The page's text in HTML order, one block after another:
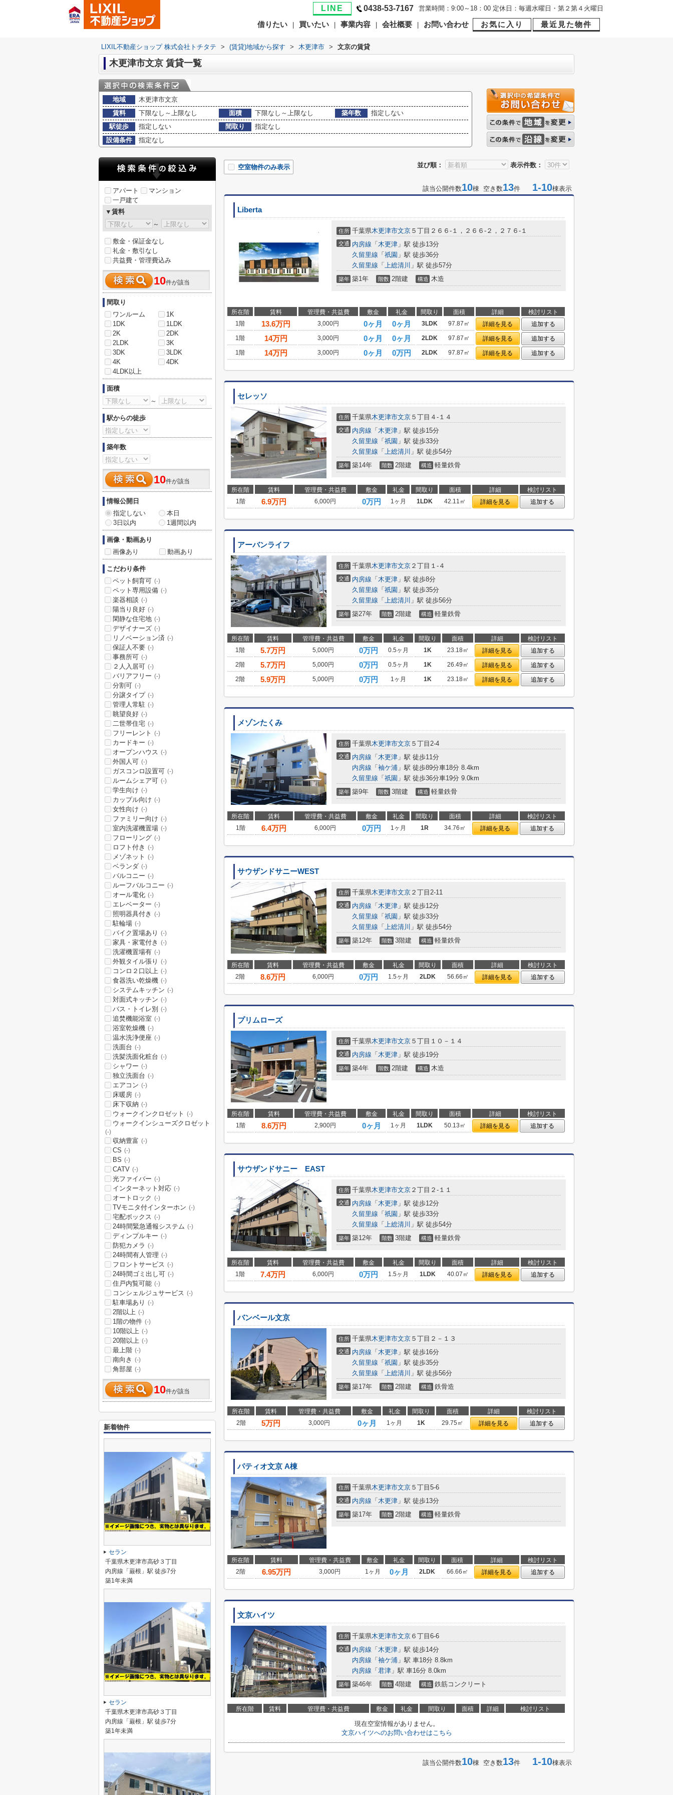
LINE 0438-53-7167 営業時間：9:00～18：00 定休日：毎週水曜日・第２第４火曜日
借りたい 買いたい 事業内容 会社概要 お問い合わせ お気に入り 最近見た物件
LIXIL不動産ショップ 株式会社トチタテ > (賃貸)地域から探す > 木更津市 > 文京の賃貸
木更津市文京 賃貸一覧
地域
木更津市文京
賃料
下限なし～上限なし 面積 下限なし～上限なし 築年数
指定しない
駅徒歩
指定しない 間取り
指定なし
設備条件
指定なし
並び順： 表示件数：
空室物件のみ表示
該当公開件数10棟 空き数13件 1-10棟表示
Liberta
住所 千葉県木更津市文京 ５丁目２６６-１，２６６-２，２７６-１
交通 内房線 「 木更津 」駅 徒歩13分
久留里線 「 祇園 」駅 徒歩36分
久留里線 「 上総清川 」駅 徒歩57分
築年 築1年 階数 2階建 構造 木造
所在階 賃料 管理費・共益費 敷金 礼金 間取り 面積 詳細
検討リスト
1階
13.6万円 3,000円 0ヶ月 0ヶ月 3LDK 97.87㎡ 詳細を見る
追加する
1階
14万円 3,000円 0ヶ月 0ヶ月 2LDK 97.87㎡ 詳細を見る
追加する
1階
14万円 3,000円 0ヶ月 0万円 2LDK 97.87㎡ 詳細を見る 追加する
セレッソ
住所 千葉県木更津市文京 ５丁目４-１４
交通 内房線 「 木更津 」駅 徒歩15分
久留里線 「 祇園 」駅 徒歩33分
久留里線 「 上総清川 」駅 徒歩54分
築年 築14年 階数 2階建 構造 軽量鉄骨
所在階 賃料 管理費・共益費 敷金 礼金 間取り 面積 詳細
検討リスト
1階
6.9万円 6,000円 0万円 1ヶ月 1LDK 42.11㎡ 詳細を見る 追加する
アーバンライフ
住所 千葉県木更津市文京 ２丁目１-４
交通 内房線 「 木更津 」駅 徒歩8分
久留里線 「 祇園 」駅 徒歩35分
久留里線 「 上総清川 」駅 徒歩56分
築年 築27年 階数 2階建 構造 軽量鉄骨
所在階 賃料 管理費・共益費 敷金 礼金 間取り 面積 詳細
検討リスト
1階
5.7万円 5,000円 0万円 0.5ヶ月 1K 23.18㎡ 詳細を見る
追加する
2階
5.7万円 5,000円 0万円 0.5ヶ月 1K 26.49㎡ 詳細を見る
追加する
2階
5.9万円 5,000円 0万円 1ヶ月 1K 23.18㎡ 詳細を見る 追加する
メゾンたくみ
住所 千葉県木更津市文京 ５丁目2-4
交通 内房線 「 木更津 」駅 徒歩11分
内房線 「 袖ケ浦 」駅 徒歩89分車18分 8.4km
久留里線 「 祇園 」駅 徒歩36分車19分 9.0km
築年 築9年 階数 3階建 構造 軽量鉄骨
所在階 賃料 管理費・共益費 敷金 礼金 間取り 面積 詳細
検討リスト
1階
6.4万円 6,000円 0万円 1ヶ月 1R 34.76㎡ 詳細を見る 追加する
サウザンドサニーWEST
住所 千葉県木更津市文京 ２丁目2-11
交通 内房線 「 木更津 」駅 徒歩12分
久留里線 「 祇園 」駅 徒歩33分
久留里線 「 上総清川 」駅 徒歩54分
築年 築12年 階数 3階建 構造 軽量鉄骨
所在階 賃料 管理費・共益費 敷金 礼金 間取り 面積 詳細
検討リスト
2階
8.6万円 6,000円 0万円 1.5ヶ月 2LDK 56.66㎡ 詳細を見る 追加する
プリムローズ
住所 千葉県木更津市文京 ５丁目１０－１４
交通 内房線 「 木更津 」駅 徒歩19分
築年 築4年 階数 2階建 構造 木造
所在階 賃料 管理費・共益費 敷金 礼金 間取り 面積 詳細
検討リスト
1階
8.6万円 2,900円 0ヶ月 1ヶ月 1LDK 50.13㎡ 詳細を見る 追加する
サウザンドサニー EAST
住所 千葉県木更津市文京 ２丁目２-１１
交通 内房線 「 木更津 」駅 徒歩12分
久留里線 「 祇園 」駅 徒歩33分
久留里線 「 上総清川 」駅 徒歩54分
築年 築12年 階数 3階建 構造 軽量鉄骨
所在階 賃料 管理費・共益費 敷金 礼金 間取り 面積 詳細
検討リスト
1階
7.4万円 6,000円 0万円 1.5ヶ月 1LDK 40.07㎡ 詳細を見る 追加する
バンベール文京
住所 千葉県木更津市文京 ５丁目２－１３
交通 内房線 「 木更津 」駅 徒歩16分
久留里線 「 祇園 」駅 徒歩35分
久留里線 「 上総清川 」駅 徒歩56分
築年 築17年 階数 2階建 構造 鉄骨造
所在階 賃料 管理費・共益費 敷金 礼金 間取り 面積 詳細
検討リスト
2階
5万円 3,000円 0ヶ月 1ヶ月 1K 29.75㎡ 詳細を見る 追加する
パティオ文京 A棟
住所 千葉県木更津市文京 ５丁目5-6
交通 内房線 「 木更津 」駅 徒歩13分
築年 築17年 階数 2階建 構造 軽量鉄骨
所在階 賃料 管理費・共益費 敷金 礼金 間取り 面積 詳細
検討リスト
2階
6.95万円 3,000円 1ヶ月 0ヶ月 2LDK 66.66㎡ 詳細を見る 追加する
文京ハイツ
住所 千葉県木更津市文京 ６丁目6-6
交通 内房線 「 木更津 」駅 徒歩14分
内房線 「 袖ケ浦 」駅 車18分 8.8km
内房線 「 君津 」駅 車16分 8.0km
築年 築46年 階数 4階建 構造 鉄筋コンクリート
所在階 賃料 管理費・共益費 敷金 礼金 間取り 面積 詳細 検討リスト
現在空室情報がありません。
文京ハイツへのお問い合わせはこちら
該当公開件数10棟 空き数13件 1-10棟表示
アパート
マンション
一戸建て
▼賃料
～
敷金・保証金なし
礼金・敷引なし
共益費・管理費込み
10件が該当
間取り
ワンルーム
1K
1DK
1LDK
2K
2DK
2LDK
3K
3DK
3LDK
4K
4DK
4LDK以上
面積
～
駅からの徒歩
築年数
10件が該当
情報公開日
指定しない
本日
3日以内
1週間以内
画像・動画あり
画像あり
動画あり
こだわり条件
ペット飼育可 (-)
ペット専用設備 (-)
楽器相談 (-)
陽当り良好 (-)
閑静な住宅地 (-)
デザイナーズ (-)
リノベーション済 (-)
保証人不要 (-)
事務所可 (-)
２人入居可 (-)
バリアフリー (-)
分割可 (-)
分譲タイプ (-)
管理人常駐 (-)
眺望良好 (-)
二世帯住宅 (-)
フリーレント (-)
カードキー (-)
オープンハウス (-)
外国人可 (-)
ガスコンロ設置可 (-)
ルームシェア可 (-)
学生向け (-)
カップル向け (-)
女性向け (-)
ファミリー向け (-)
室内洗濯機置場 (-)
フローリング (-)
ロフト付き (-)
メゾネット (-)
ベランダ (-)
バルコニー (-)
ルーフバルコニー (-)
オール電化 (-)
エレベーター (-)
照明器具付き (-)
駐輪場 (-)
バイク置場あり (-)
家具・家電付き (-)
洗濯機置場有 (-)
外観タイル張り (-)
コンロ２口以上 (-)
食器洗い乾燥機 (-)
システムキッチン (-)
対面式キッチン (-)
バス・トイレ別 (-)
追焚機能浴室 (-)
浴室乾燥機 (-)
温水洗浄便座 (-)
洗面台 (-)
洗髪洗面化粧台 (-)
シャワー (-)
独立洗面台 (-)
エアコン (-)
床暖房 (-)
床下収納 (-)
ウォークインクロゼット (-)
ウォークインシューズクロゼット
(-)
収納豊富 (-)
CS (-)
BS (-)
CATV (-)
光ファイバー (-)
インターネット対応 (-)
オートロック (-)
TVモニタ付インターホン (-)
宅配ボックス (-)
24時間緊急通報システム (-)
ディンプルキー (-)
防犯カメラ (-)
24時間有人管理 (-)
フロントサービス (-)
24時間ゴミ出し可 (-)
住戸内覧可能 (-)
コンシェルジュサービス (-)
駐車場あり (-)
2階以上 (-)
1階の物件 (-)
10階以上 (-)
20階以上 (-)
最上階 (-)
南向き (-)
角部屋 (-)
10件が該当
新着物件
セラン
千葉県木更津市高砂３丁目
内房線「巌根」駅 徒歩7分
築1年未満
セラン
千葉県木更津市高砂３丁目
内房線「巌根」駅 徒歩7分
築1年未満